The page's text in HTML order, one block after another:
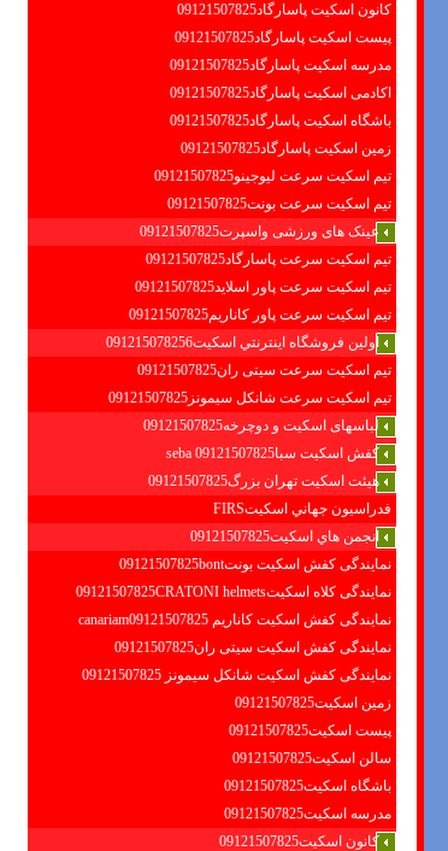
کانون اسکیت پاسارگاد09121507825
پیست اسکیت پاسارگاد09121507825
مدرسه اسکیت پاسارگاد09121507825
اکادمی اسکیت پاسارگاد09121507825
باشگاه اسکیت پاسارگاد09121507825
زمین اسکیت پاسارگاد09121507825
تیم اسکیت سرعت لیوجینو09121507825
تیم اسکیت سرعت بونت09121507825
عینک های ورزشی واسپرت09121507825
تیم اسکیت سرعت پاسارگاد09121507825
تیم اسکیت سرعت پاور اسلاید09121507825
تیم اسکیت سرعت پاور کاناریم09121507825
اولين فروشگاه اينترنتي اسكيت091215078256
تیم اسکیت سرعت سیتی ران09121507825
تیم اسکیت سرعت شانکل سیمونز09121507825
لباسهای اسکیت و دوچرخه09121507825
کفش اسکیت سبا09121507825 seba
هیئت اسکیت تهران بزرگ09121507825
فدراسيون جهاني اسكيتFIRS
انجمن هاي اسكيت09121507825
نمایندگی کفش اسکیت بونت09121507825bont
نمایندگی کلاه اسکیت09121507825CRATONI helmets
نمایندگی کفش اسکیت كاناريم canariam09121507825
نمایندگی کفش اسکیت سیتی ران09121507825
نمایندگی کفش اسکیت شانكل سيمونز 09121507825
زمین اسکیت09121507825
پیست اسکیت09121507825
سالن اسکیت09121507825
باشگاه اسکیت09121507825
مدرسه اسکیت09121507825
کانون اسکیت09121507825